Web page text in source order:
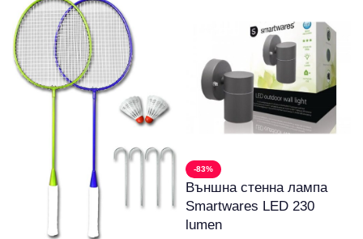
-83%
Външна стенна лампа
Smartwares LED 230
lumen